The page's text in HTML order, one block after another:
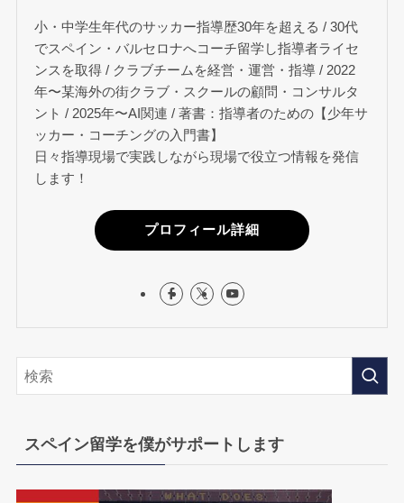
小・中学生年代のサッカー指導歴30年を超える / 30代
でスペイン・バルセロナへコーチ留学し指導者ライセ
ンスを取得 / クラブチームを経営・運営・指導 / 2022
年〜某海外の街クラブ・スクールの顧問・コンサルタ
ント / 2025年〜AI関連 / 著書：指導者のための【少年サ
ッカー・コーチングの入門書】
日々指導現場で実践しながら現場で役立つ情報を発信
します！
プロフィール詳細
スペイン留学を僕がサポートします